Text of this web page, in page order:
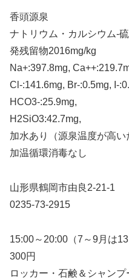
香頭源泉
ナトリウム・カルシウ
発残留物2016mg/kg
Na+:397.8mg,
Cl-:141.6mg, Br-:0.5mg, I-
HCO3-:25.9mg,
H2SiO3:42.7mg,
加水あり（源泉温度が高い
加温循環消毒なし
山形県鶴岡市由良2-21-1
0235-73-2915
15:00～20:00（7～9月は
300円
ロッカー・石鹸＆シャン